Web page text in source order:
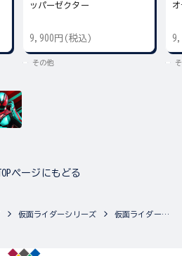
ッパーゼクター
9,900円(税込)
その他
TOPページにもどる
仮面ライダーシリーズ 仮面ライダーシリーズの最新商品一覧